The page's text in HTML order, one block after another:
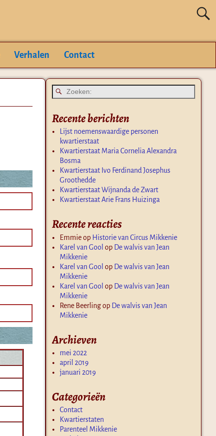
Verhalen Contact
Recente berichten
Lijst noemenswaardige personen
kwartierstaat
Kwartierstaat Maria Cornelia Alexandra
Bosma
Kwartierstaat Ivo Ferdinand Josephus
Groothedde
Kwartierstaat Wijnanda de Zwart
Kwartierstaat Arie Frans Huizinga
Recente reacties
Emmieop Historie van Circus Mikkenie
Karel van Gool op De walvis van Jean
Mikkenie
Karel van Gool op De walvis van Jean
Mikkenie
Karel van Gool op De walvis van Jean
Mikkenie
Rene Beerlingop De walvis van Jean
Mikkenie
Archieven
mei 2022
april 2019
januari 2019
Categorieën
Contact
Kwartierstaten
Parenteel Mikkenie